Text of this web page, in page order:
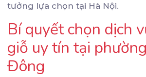
tưởng lựa chọn tại Hà Nội.
Bí quyết chọn dịch
giỗ uy tín tại
Đông